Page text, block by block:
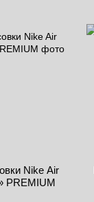
Nike Air
PREMIUM